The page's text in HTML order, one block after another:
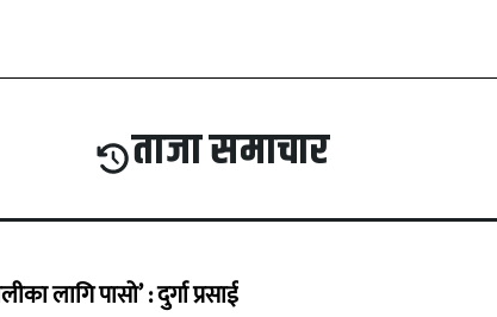
ताजा समाचार
लागि पासो’ : दुर्गा प्रसाई